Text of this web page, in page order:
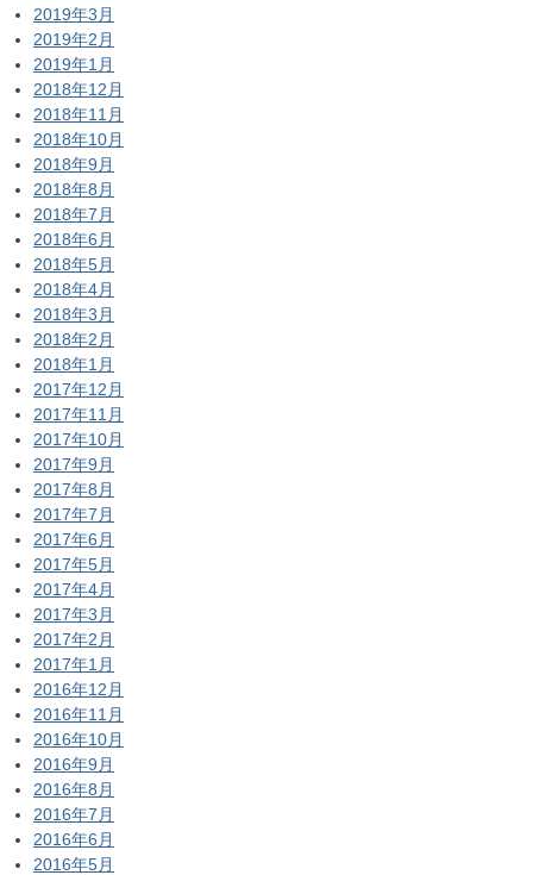
2019年3月
2019年2月
2019年1月
2018年12月
2018年11月
2018年10月
2018年9月
2018年8月
2018年7月
2018年6月
2018年5月
2018年4月
2018年3月
2018年2月
2018年1月
2017年12月
2017年11月
2017年10月
2017年9月
2017年8月
2017年7月
2017年6月
2017年5月
2017年4月
2017年3月
2017年2月
2017年1月
2016年12月
2016年11月
2016年10月
2016年9月
2016年8月
2016年7月
2016年6月
2016年5月